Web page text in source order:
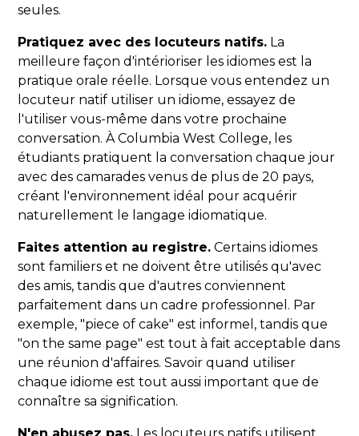
seules.
Pratiquez avec des locuteurs natifs. La
meilleure façon d'intérioriser les idiomes est la
pratique orale réelle. Lorsque vous entendez un
locuteur natif utiliser un idiome, essayez de
l'utiliser vous-même dans votre prochaine
conversation. À Columbia West College, les
étudiants pratiquent la conversation chaque jour
avec des camarades venus de plus de 20 pays,
créant l'environnement idéal pour acquérir
naturellement le langage idiomatique.
Faites attention au registre. Certains idiomes
sont familiers et ne doivent être utilisés qu'avec
des amis, tandis que d'autres conviennent
parfaitement dans un cadre professionnel. Par
exemple, "piece of cake" est informel, tandis que
"on the same page" est tout à fait acceptable dans
une réunion d'affaires. Savoir quand utiliser
chaque idiome est tout aussi important que de
connaître sa signification.